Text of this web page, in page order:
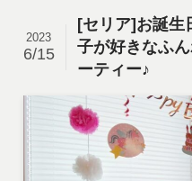
[セリア]お誕生
子が好きなふ
ーティー♪
2023
6/15